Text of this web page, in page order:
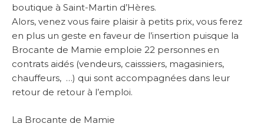
boutique à Saint-Martin d’Hères.
Alors, venez vous faire plaisir à petits prix, vous ferez
en plus un geste en faveur de l’insertion puisque la
Brocante de Mamie emploie 22 personnes en
contrats aidés (vendeurs, caisssiers, magasiniers,
chauffeurs, …) qui sont accompagnées dans leur
retour de retour à l’emploi.
La Brocante de Mamie